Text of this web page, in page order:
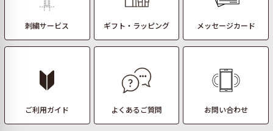
刺繍サービス ギフト・ラッピング メッセージカード
ご利用ガイド よくあるご質問 お問い合わせ